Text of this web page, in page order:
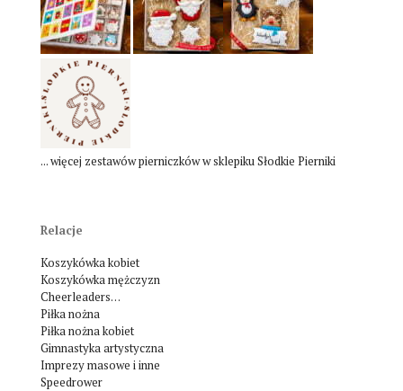
... więcej zestawów pierniczków w sklepiku Słodkie Pierniki
Relacje
Koszykówka kobiet
Koszykówka mężczyzn
Cheerleaders…
Piłka nożna
Piłka nożna kobiet
Gimnastyka artystyczna
Imprezy masowe i inne
Speedrower